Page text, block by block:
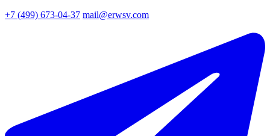
+7 (499) 673-04-37 mail@erwsv.com